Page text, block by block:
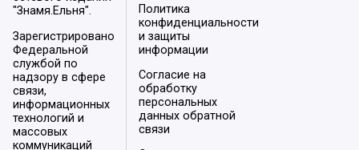
"Знамя.Ельня".
Зарегистрировано
Федеральной
службой по
надзору в сфере
связи,
информационных
технологий и
массовых
коммуникаций
Политика
конфиденциальности
и защиты
информации
Согласие на
обработку
персональных
данных обратной
связи